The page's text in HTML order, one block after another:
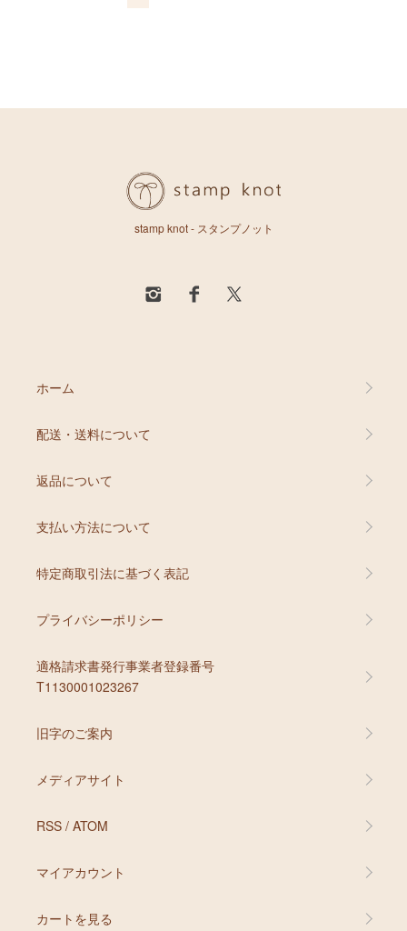
stamp knot - スタンプノット
ホーム
配送・送料について
返品について
支払い方法について
特定商取引法に基づく表記
プライバシーポリシー
適格請求書発行事業者登録番号
T1130001023267
旧字のご案内
メディアサイト
RSS / ATOM
マイアカウント
カートを見る